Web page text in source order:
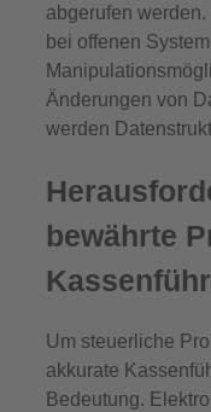
abgerufen
bei offenen
Änderungen von
werden
bewährte
Um steuerliche
akkurate
Bedeutung.